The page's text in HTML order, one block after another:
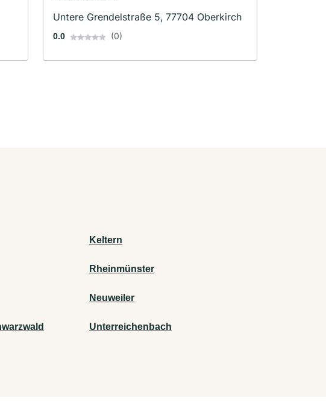
Untere Grendelstraße 5, 77704 Oberkirch
0.0 (0)
Keltern
Rheinmünster
Neuweiler
Unterreichenbach